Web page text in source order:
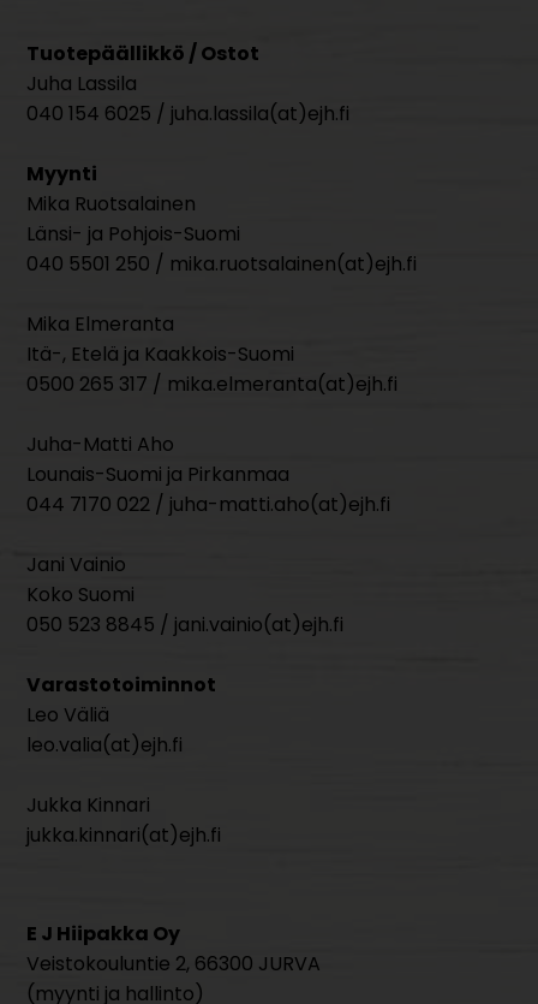
Tuotepäällikkö / Ostot
Juha Lassila
040 154 6025 / juha.lassila(at)ejh.fi
Myynti
Mika Ruotsalainen
Länsi- ja Pohjois-Suomi
040 5501 250 / mika.ruotsalainen(at)ejh.fi
Mika Elmeranta
Itä-, Etelä ja Kaakkois-Suomi
0500 265 317 / mika.elmeranta(at)ejh.fi
Juha-Matti Aho
Lounais-Suomi ja Pirkanmaa
044 7170 022 / juha-matti.aho(at)ejh.fi
Jani Vainio
Koko Suomi
050 523 8845 / jani.vainio(at)ejh.fi
Varastotoiminnot
Leo Väliä
leo.valia(at)ejh.fi
Jukka Kinnari
jukka.kinnari(at)ejh.fi
E J Hiipakka Oy
Veistokouluntie 2, 66300 JURVA
(myynti ja hallinto)